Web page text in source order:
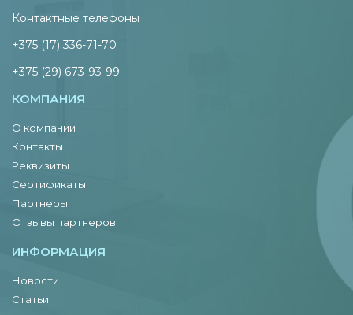
Контактные телефоны
+375 (17) 336-71-70
+375 (29) 673-93-99
КОМПАНИЯ
О компании
Контакты
Реквизиты
Сертификаты
Партнеры
Отзывы партнеров
ИНФОРМАЦИЯ
Новости
Статьи